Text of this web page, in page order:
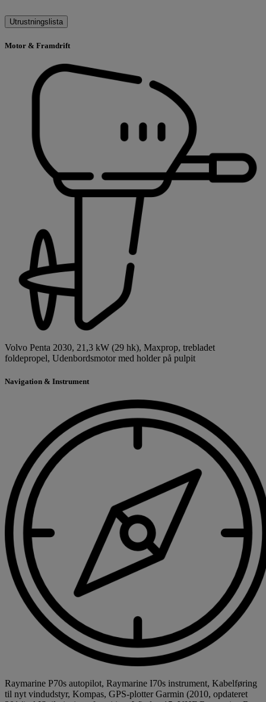
Utrustningslista
Motor & Framdrift
Volvo Penta 2030, 21,3 kW (29 hk), Maxprop, trebladet
foldepropel, Udenbordsmotor med holder på pulpit
Navigation & Instrument
Raymarine P70s autopilot, Raymarine I70s instrument, Kabelføring
til nyt vindudstyr, Kompas, GPS-plotter Garmin (2010, opdateret